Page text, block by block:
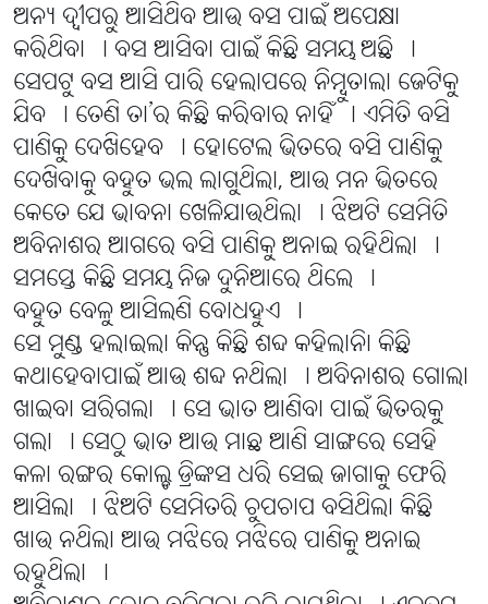
ଅନ୍ୟ ଦ୍ୱୀପରୁ ଆସିଥିବ ଆଉ ବସ ପାଇଁ ଅପେକ୍ଷା
କରିଥିବା । ବସ ଆସିବା ପାଇଁ କିଛି ସମୟ ଅଛି ।
ସେପଟୁ ବସ ଆସି ପାରି ହେଲାପରେ ନିମ୍ବୁତାଲା ଜେଟିକୁ
ଯିବ । ତେଣି ତା’ର କିଛି କରିବାର ନାହିଁ । ଏମିତି ବସି
ପାଣିକୁ ଦେଖିହେବ । ହୋଟେଲ ଭିତରେ ବସି ପାଣିକୁ
ଦେଖିବାକୁ ବହୁତ ଭଲ ଲାଗୁଥିଲା, ଆଉ ମନ ଭିତରେ
କେତେ ଯେ ଭାବନା ଖେଳିଯାଉଥିଲା । ଝିଅଟି ସେମିତି
ଅବିନାଶର ଆଗରେ ବସି ପାଣିକୁ ଅନାଇ ରହିଥିଲା ।
ସମସ୍ତେ କିଛି ସମୟ ନିଜ ଦୁନିଆରେ ଥିଲେ ।
ବହୁତ ବେଳୁ ଆସିଲଣି ବୋଧହୁଏ ।
ସେ ମୁଣ୍ଡ ହଲାଇଲା କିନ୍ତୁ କିଛି ଶବ୍ଦ କହିଲାନିା କିଛି
କଥାହେବାପାଇଁ ଆଉ ଶବ୍ଦ ନଥିଲା । ଅବିନାଶର ଗୋଲା
ଖାଇବା ସରିଗଲା । ସେ ଭାତ ଆଣିବା ପାଇଁ ଭିତରକୁ
ଗଲା । ସେଠୁ ଭାତ ଆଉ ମାଛ ଆଣି ସାଙ୍ଗରେ ସେହି
କଳା ରଙ୍ଗର କୋଲ୍ଡ ଡ୍ରିଙ୍କସ ଧରି ସେଇ ଜାଗାକୁ ଫେରି
ଆସିଲା । ଝିଅଟି ସେମିତରି ଚୁପଚାପ ବସିଥିଲା କିଛି
ଖାଉ ନଥିଲା ଆଉ ମଝିରେ ମଝିରେ ପାଣିକୁ ଅନାଇ
ରହୁଥିଲା ।